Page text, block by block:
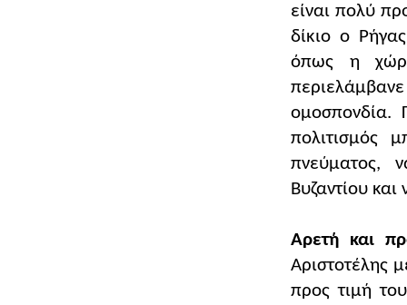
είναι πολύ
δίκιο ο
όπως η
ομοσπονδία.
πολιτισμός
πνεύματος,
Βυζαντίου
Αρετή και
Αριστοτέλης
προς τιμή